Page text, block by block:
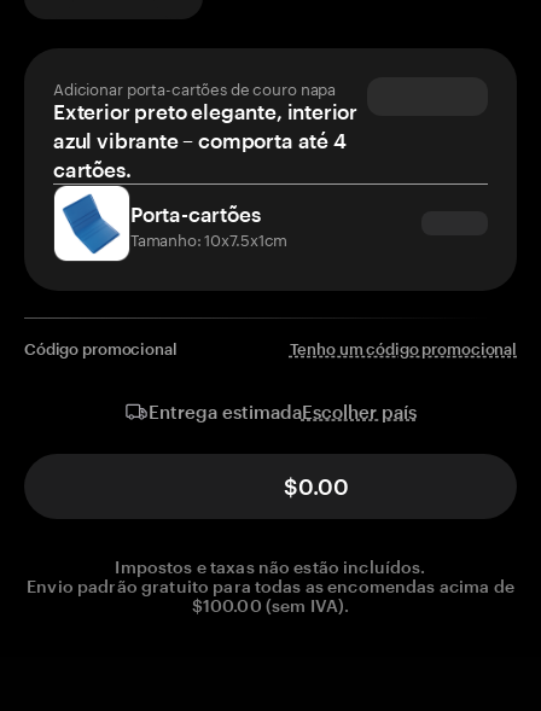
Adicionar porta-cartões de couro napa
Exterior preto elegante, interior
azul vibrante – comporta até 4
cartões.
Porta-cartões
Tamanho: 10x7.5x1cm
Código promocional Tenho um código promocional
Entrega estimadaEscolher país
$0.00
Impostos e taxas não estão incluídos.
Envio padrão gratuito para todas as encomendas acima de
$100.00 (sem IVA).